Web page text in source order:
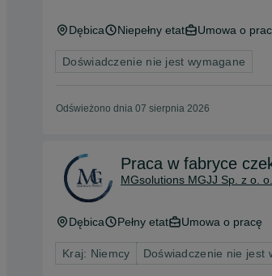
Dębica Niepełny etat Umowa o
Doświadczenie nie jest wymagane
Odświeżono dnia 07 sierpnia 2026
Praca w fabryce
MGsolutions MGJJ Sp. z o.
Dębica Pełny etat Umowa o pracę
Kraj: Niemcy Doświadczenie nie jest